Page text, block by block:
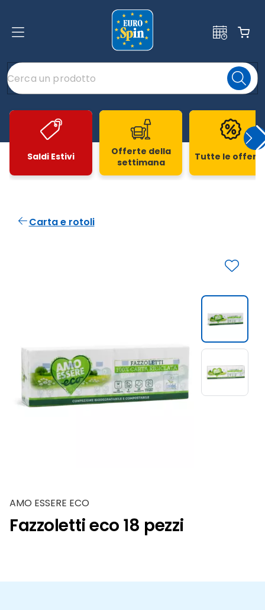
Saldi Estivi
Offerte della
settimana
Tutte le
Carta e rotoli
AMO ESSERE ECO
Fazzoletti eco 18 pezzi